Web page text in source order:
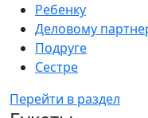
Ребенку
Деловому
Подруге
Сестре
Перейти в раздел